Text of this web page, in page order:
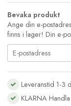
Bevaka produkt
Ange din e-
finns i lager! Din e-
Leveranstid 1-3
KLARNA